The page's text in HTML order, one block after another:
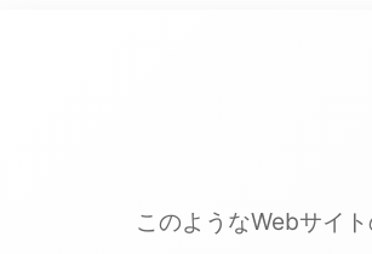
このようなWebサイ